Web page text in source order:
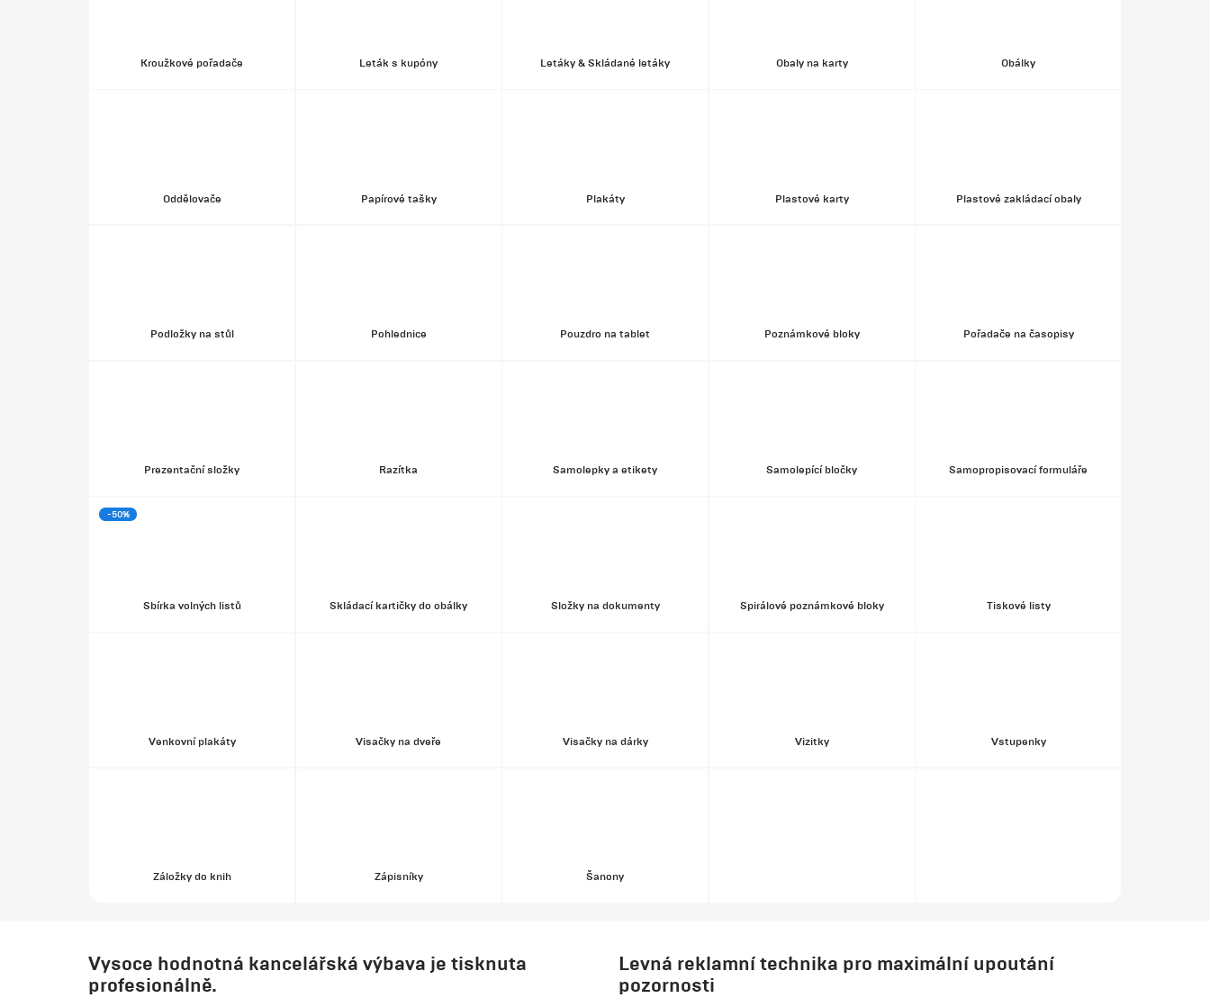
Kroužkové pořadače Leták s kupóny Letáky & Skládané letáky Obaly na karty Obálky
Oddělovače Papírové tašky Plakáty Plastové karty Plastové zakládací obaly
Podložky na stůl Pohlednice Pouzdro na tablet Poznámkové bloky Pořadače na časopisy
Prezentační složky Razítka Samolepky a etikety Samolepící bločky Samopropisovací formuláře
-50%
Sbírka volných listů Skládací kartičky do obálky Složky na dokumenty Spirálové poznámkové bloky Tiskové listy
Venkovní plakáty Visačky na dveře Visačky na dárky Vizitky Vstupenky
Záložky do knih Zápisníky Šanony
Vysoce hodnotná kancelářská výbava je tisknuta
profesionálně.
Levná reklamní technika pro maximální upoutání
pozornosti